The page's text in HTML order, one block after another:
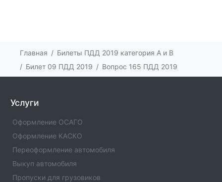
Главная
Билеты ПДД 2019 категория А и В
Билет 09 ПДД 2019
Вопрос 165 ПДД 2019
Услуги
Оформление ОСАГО
Оформление КАСКО
Переоформление автомобиля
Выкуп автомобиля
Пропуски для грузовиков